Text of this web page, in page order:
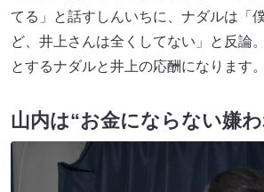
てる」と話すしんいちに、ナダルは「
ど、井上さんは全くしてない」と反論
とするナダルと井上の応酬になります。
山内は“お金にならない嫌わ